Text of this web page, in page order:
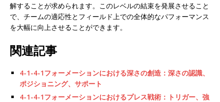
解することが求められます。このレベルの結束を発展させること
で、チームの適応性とフィールド上での全体的なパフォーマンス
を大幅に向上させることができます。
関連記事
4-1-4-1フォーメーションにおける深さの創造：深さの認識、
ポジショニング、サポート
4-1-4-1フォーメーションにおけるプレス戦術：トリガー、強